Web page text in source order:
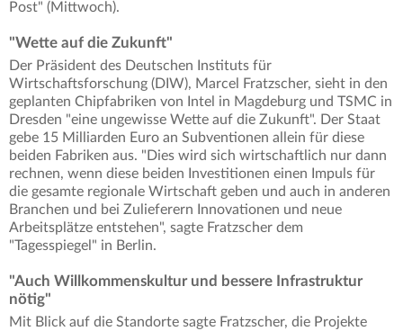
Post" (Mittwoch).
"Wette auf die Zukunft"
Der Präsident des Deutschen Instituts für
Wirtschaftsforschung (DIW), Marcel Fratzscher, sieht in den
geplanten Chipfabriken von Intel in Magdeburg und TSMC in
Dresden "eine ungewisse Wette auf die Zukunft". Der Staat
gebe 15 Milliarden Euro an Subventionen allein für diese
beiden Fabriken aus. "Dies wird sich wirtschaftlich nur dann
rechnen, wenn diese beiden Investitionen einen Impuls für
die gesamte regionale Wirtschaft geben und auch in anderen
Branchen und bei Zulieferern Innovationen und neue
Arbeitsplätze entstehen", sagte Fratzscher dem
"Tagesspiegel" in Berlin.
"Auch Willkommenskultur und bessere Infrastruktur
nötig"
Mit Blick auf die Standorte sagte Fratzscher, die Projekte